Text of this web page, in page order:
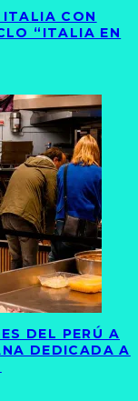
ITALIA CON
“ITALIA EN
DEL PERÚ A
DEDICADA A